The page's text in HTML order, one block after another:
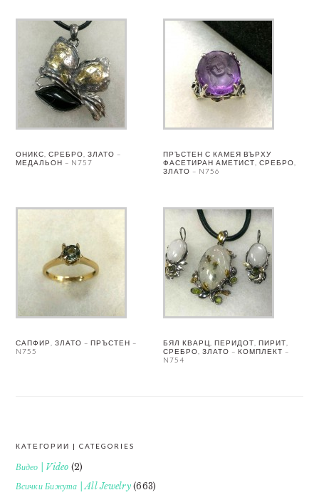
ОНИКС, СРЕБРО, ЗЛАТО –
МЕДАЛЬОН – N757
ПРЪСТЕН С КАМЕЯ ВЪРХУ
ФАСЕТИРАН АМЕТИСТ, СРЕБРО,
ЗЛАТО – N756
САПФИР, ЗЛАТО – ПРЪСТЕН –
N755
БЯЛ КВАРЦ, ПЕРИДОТ, ПИРИТ,
СРЕБРО, ЗЛАТО – КОМПЛЕКТ –
N754
FOOTER
КАТЕГОРИИ | CATEGORIES
Видео | Video (2)
Всички Бижута | All Jewelry(663)